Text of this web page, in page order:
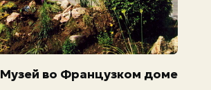
Музей во Французком доме